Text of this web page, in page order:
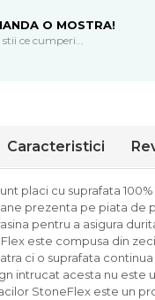
O MOSTRA!
stii ce cumperi...
Caracteristici
placi cu suprafata
prezenta pe piata de
pentru a asigura
este compusa din zeci
ci o suprafata
intrucat acesta nu este
StoneFlex este un